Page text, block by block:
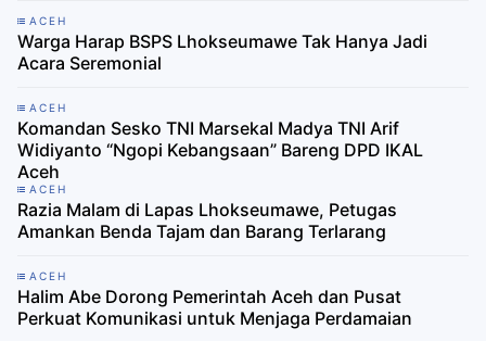
ACEH
Warga Harap BSPS Lhokseumawe Tak Hanya Jadi
Acara Seremonial
ACEH
Komandan Sesko TNI Marsekal Madya TNI Arif
Widiyanto “Ngopi Kebangsaan” Bareng DPD IKAL
Aceh
ACEH
Razia Malam di Lapas Lhokseumawe, Petugas
Amankan Benda Tajam dan Barang Terlarang
ACEH
Halim Abe Dorong Pemerintah Aceh dan Pusat
Perkuat Komunikasi untuk Menjaga Perdamaian